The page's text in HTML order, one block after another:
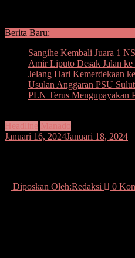
Berita Baru:
Sangihe Kembali Juara 1
Amir Liputo Desak Jalan
Jelang Hari Kemerdekaan
Usulan Anggaran PSU
PLN Terus Mengupayakan
Headline Manado
Januari 16, 2024Januari 18, 2024
Diposkan Oleh:Redaksi 0